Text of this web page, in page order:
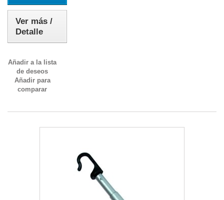
Ver más /
Detalle
Añadir a la lista
de deseos
Añadir para
comparar